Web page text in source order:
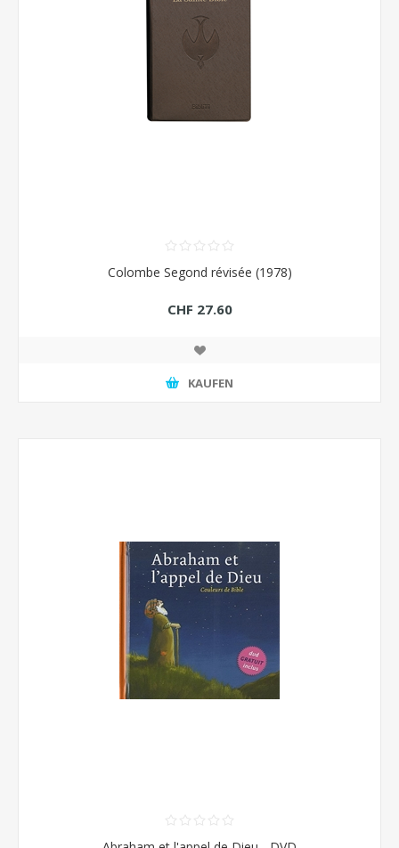
Colombe Segond révisée (1978)
CHF 27.60
KAUFEN